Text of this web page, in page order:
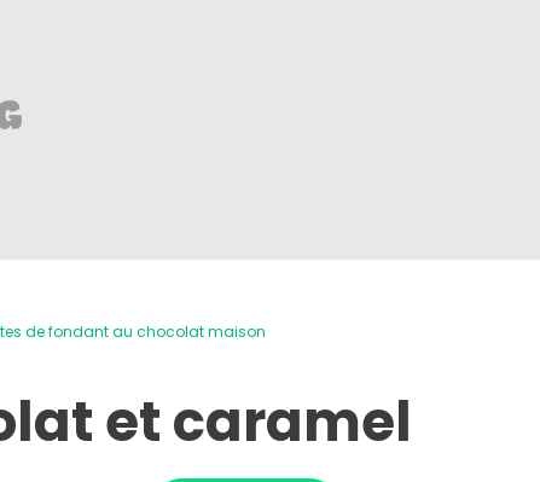
de fondant au chocolat maison
et caramel